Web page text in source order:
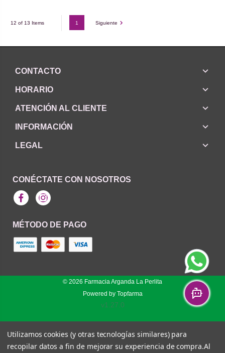
12 of 13 Items 1 Siguiente
CONTACTO
HORARIO
ATENCIÓN AL CLIENTE
INFORMACIÓN
LEGAL
CONÉCTATE CON NOSOTROS
FacebookInstagram
MÉTODO DE PAGO
© 2026 Farmacia Arganda La Perlita
Powered by Topfarma
v1.27.0
Utilizamos cookies (y otras tecnologías similares) para
recopilar datos a fin de mejorar su experiencia de compra.Al